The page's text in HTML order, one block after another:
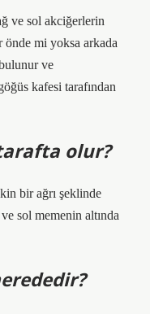
ve sol akciğerlerin
önde mi yoksa arkada
ve
kafesi tarafından
olur?
bir ağrı şeklinde
sol memenin altında